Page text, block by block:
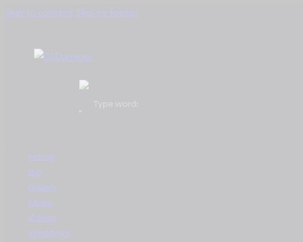
Skip to content Skip to footer
Home
Bio
Gallery
Music
Videos
Weddings